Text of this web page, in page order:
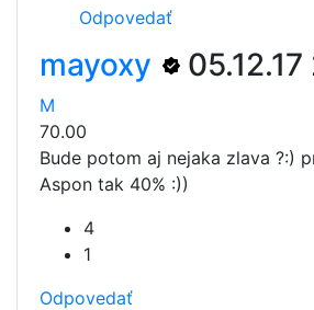
Odpovedať
mayoxy
M
70.00
Bude potom aj nejaka zlava ?:)
Aspon tak 40% :))
4
1
Odpovedať